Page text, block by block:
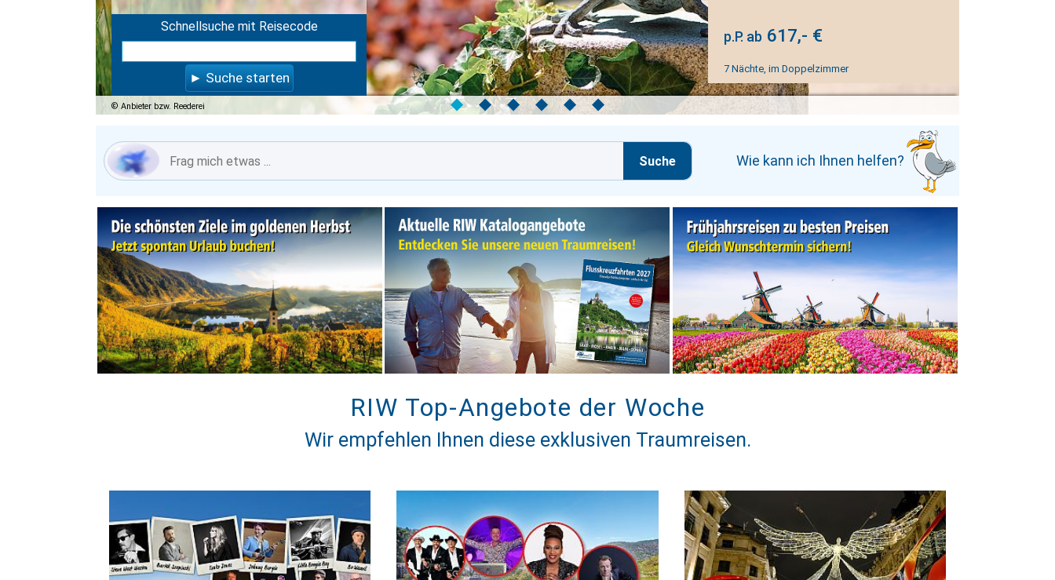
Schnellsuche mit Reisecode
Suche starten
Anbieter bzw. Reederei
p.P. ab 617,- €
7 Nächte, im Doppelzimmer
◆ ◆ ◆ ◆ ◆ ◆
Suche Wie kann ich Ihnen helfen?
RIW Top-Angebote der Woche
Wir empfehlen Ihnen diese exklusiven Traumreisen.